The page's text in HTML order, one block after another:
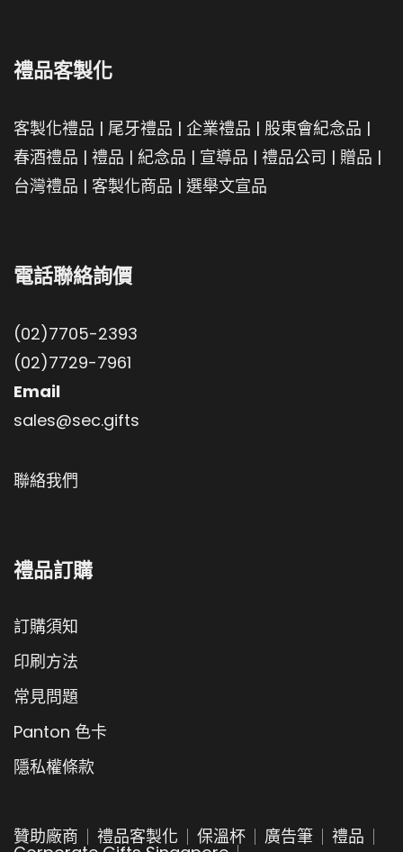
禮品客製化
客製化禮品 | 尾牙禮品 | 企業禮品 | 股東會紀念品 |
春酒禮品 | 禮品 | 紀念品 | 宣導品 | 禮品公司 | 贈品 |
台灣禮品 | 客製化商品 | 選舉文宣品
電話聯絡詢價
(02)7705-2393
(02)7729-7961
Email
sales@sec.gifts
聯絡我們
禮品訂購
訂購須知
印刷方法
常見問題
Panton 色卡
隱私權條款
贊助廠商 禮品客製化 保溫杯 廣告筆 禮品